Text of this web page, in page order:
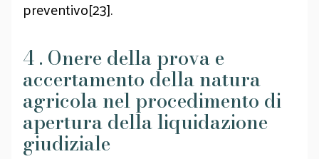
preventivo[23].
4 . Onere della prova e
accertamento della natura
agricola nel procedimento di
apertura della liquidazione
giudiziale